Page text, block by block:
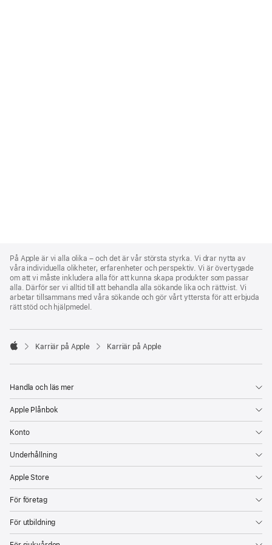
Footer
På Apple är vi alla olika – och det är vår största styrka. Vi drar nytta av
våra individuella olikheter, erfarenheter och perspektiv. Vi är övertygade
om att vi måste inkludera alla för att kunna skapa produkter som passar
alla. Därför ser vi alltid till att behandla alla sökande lika och rättvist. Vi
arbetar tillsammans med våra sökande och gör vårt yttersta för att erbjuda
rätt stöd och hjälpmedel.

Karriär på Apple Karriär på Apple
Handla och läs mer
Apple Plånbok
Konto
Underhållning
Apple Store
För företag
För utbildning